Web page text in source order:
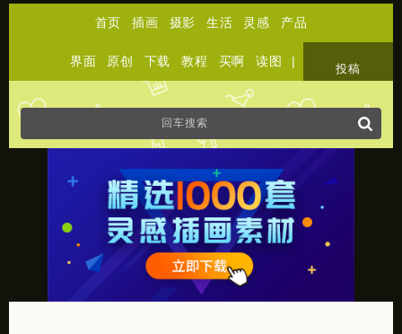
首页 插画 摄影 生活 灵感 产品
界面 原创 下载 教程 买啊 读图 |
投稿